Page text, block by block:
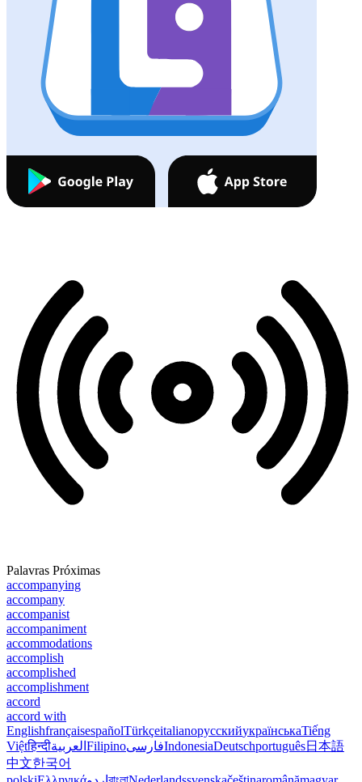
Palavras Próximas
accompanying
accompany
accompanist
accompaniment
accommodations
accomplish
accomplished
accomplishment
accord
accord with
EnglishfrançaisespañolTürkçeitalianoрусскийукраїнськаTiếng
Việtहिन्दीالعربية FilipinoفارسیIndonesiaDeutschportuguês日本語
中文한국어